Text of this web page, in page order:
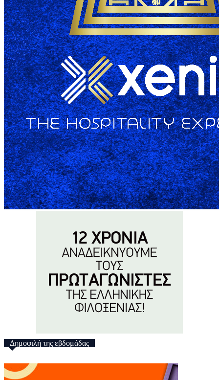
Δημοφιλή της εβδομάδας